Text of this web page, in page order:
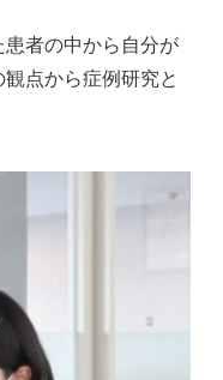
者の中から自分が
点から症例研究と